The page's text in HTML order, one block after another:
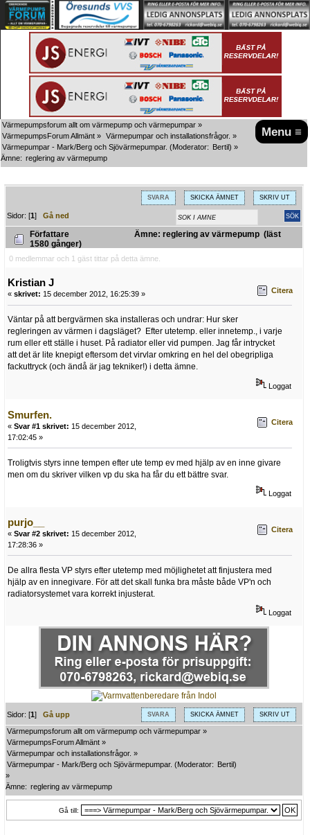
Menu ≡
Värmepumpsforum allt om värmepump och värmepumpar »
VärmepumpsForum Allmänt » Värmepumpar och installationsfrågor. »
Värmepumpar - Mark/Berg och Sjövärmepumpar. (Moderator: Bertil) »
Ämne: reglering av värmepump
SVARA SKICKA ÄMNET SKRIV UT
Sidor: [1]Gå ned
Författare
Ämne: reglering av värmepump (läst
1580 gånger)
0 medlemmar och 1 gäst tittar på detta ämne.
Kristian J
« skrivet: 15 december 2012, 16:25:39 » Citera
Väntar på att bergvärmen ska installeras och undrar: Hur sker
regleringen av värmen i dagsläget? Efter utetemp. eller innetemp., i varje
rum eller ett ställe i huset. På radiator eller vid pumpen. Jag får intrycket
att det är lite knepigt eftersom det virvlar omkring en hel del obegripliga
fackuttryck (och ändå är jag tekniker!) i detta ämne.
Loggat
Smurfen.
« Svar #1 skrivet: 15 december 2012,
17:02:45 »
Citera
Troligtvis styrs inne tempen efter ute temp ev med hjälp av en inne givare
men om du skriver vilken vp du ska ha får du ett bättre svar.
Loggat
purjo__
« Svar #2 skrivet: 15 december 2012,
17:28:36 »
Citera
De allra flesta VP styrs efter utetemp med möjlighetet att finjustera med
hjälp av en innegivare. För att det skall funka bra måste både VP'n och
radiatorsystemet vara korrekt injusterat.
Loggat
SVARA SKICKA ÄMNET SKRIV UT
Sidor: [1]Gå upp
Värmepumpsforum allt om värmepump och värmepumpar »
VärmepumpsForum Allmänt »
Värmepumpar och installationsfrågor. »
Värmepumpar - Mark/Berg och Sjövärmepumpar. (Moderator: Bertil)
»
Ämne: reglering av värmepump
Gå till: